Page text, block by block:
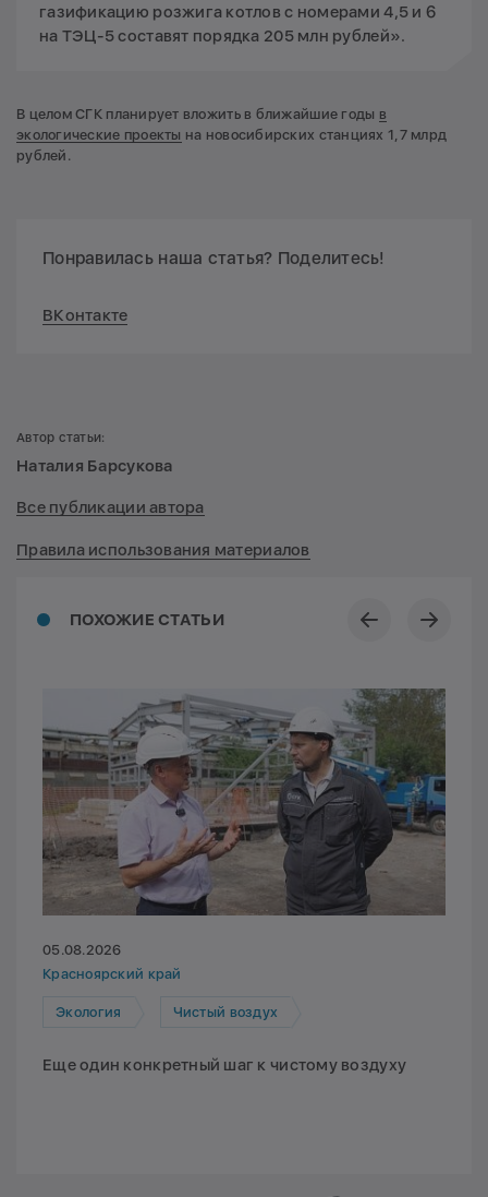
газификацию розжига котлов с номерами 4,5 и 6
на ТЭЦ-5 составят порядка 205 млн рублей».
В целом СГК планирует вложить в ближайшие годы в
экологические проекты на новосибирских станциях 1,7 млрд
рублей.
Понравилась наша статья? Поделитесь!
ВКонтакте
ПОХОЖИЕ СТАТЬИ
05.08.2026
Красноярский край
Экология Чистый воздух
Еще один конкретный шаг к чистому воздуху
Автор статьи:
Наталия Барсукова
Все публикации автора
Правила использования материалов